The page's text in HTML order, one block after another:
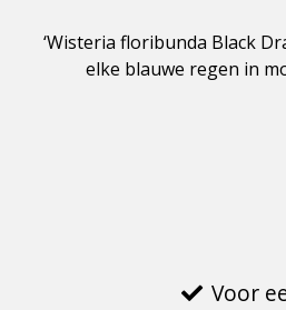
‘Wisteria floribunda Black
elke blauwe regen in
Voor